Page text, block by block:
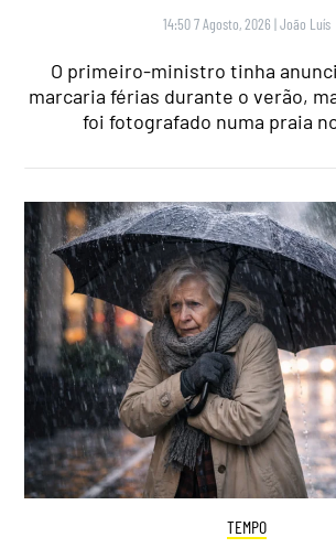
14:50 7 Agosto, 2026 |João Luís
O primeiro-ministro tinha
marcaria férias durante o verão,
foi fotografado numa praia
TEMPO